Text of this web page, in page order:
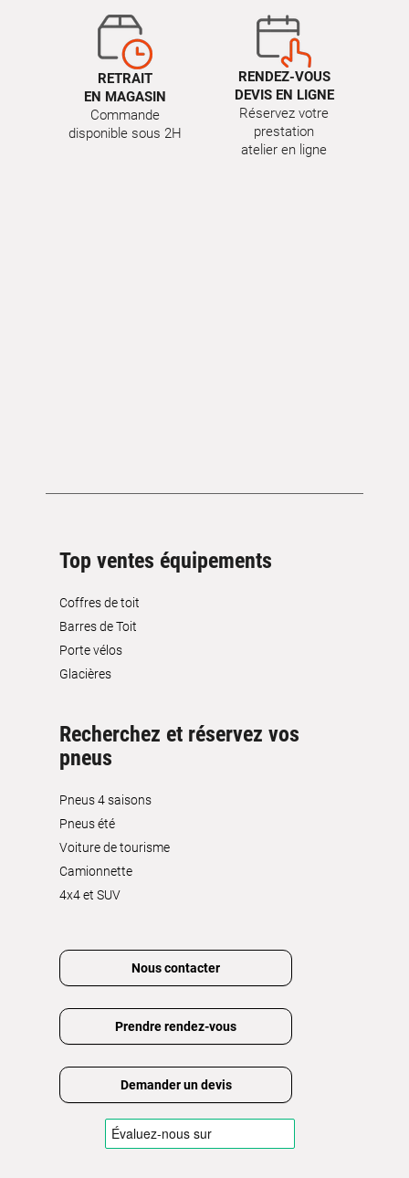
RETRAIT
EN MAGASIN
Commande
disponible sous 2H
RENDEZ-VOUS
DEVIS EN LIGNE
Réservez votre
prestation
atelier en ligne
Top ventes équipements
Coffres de toit
Barres de Toit
Porte vélos
Glacières
Recherchez et réservez vos
pneus
Pneus 4 saisons
Pneus été
Voiture de tourisme
Camionnette
4x4 et SUV
Nous contacter
Prendre rendez-vous
Demander un devis